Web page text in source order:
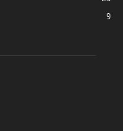
9